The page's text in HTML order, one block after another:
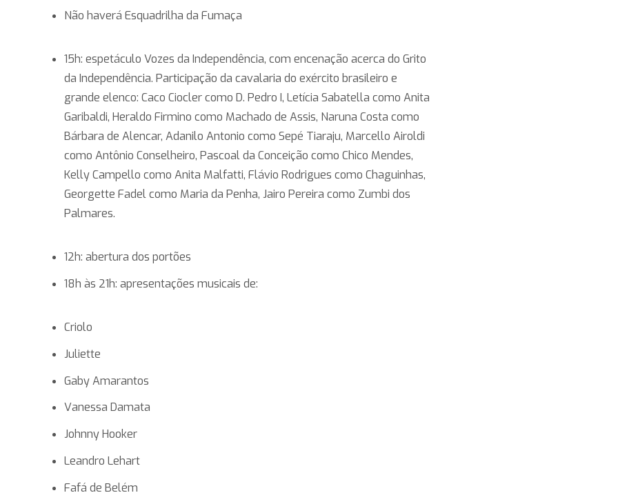
Não haverá Esquadrilha da Fumaça
15h: espetáculo Vozes da Independência, com encenação acerca do Grito
da Independência. Participação da cavalaria do exército brasileiro e
grande elenco: Caco Ciocler como D. Pedro I, Letícia Sabatella como Anita
Garibaldi, Heraldo Firmino como Machado de Assis, Naruna Costa como
Bárbara de Alencar, Adanilo Antonio como Sepé Tiaraju, Marcello Airoldi
como Antônio Conselheiro, Pascoal da Conceição como Chico Mendes,
Kelly Campello como Anita Malfatti, Flávio Rodrigues como Chaguinhas,
Georgette Fadel como Maria da Penha, Jairo Pereira como Zumbi dos
Palmares.
12h: abertura dos portões
18h às 21h: apresentações musicais de:
Criolo
Juliette
Gaby Amarantos
Vanessa Damata
Johnny Hooker
Leandro Lehart
Fafá de Belém